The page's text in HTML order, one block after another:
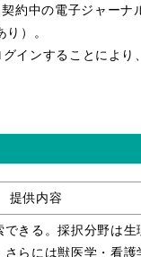
約中の電子ジャーナ
）。
インすることにより
提供内容
きる。採択分野は
らには獣医学・看